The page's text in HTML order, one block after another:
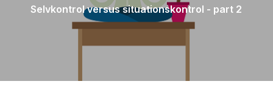
Selvkontrol versus situationskontrol - part 2